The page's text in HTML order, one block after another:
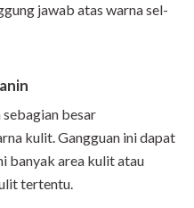
jawab atas warna sel-
besar
kulit. Gangguan ini dapat
banyak area kulit atau
tertentu.